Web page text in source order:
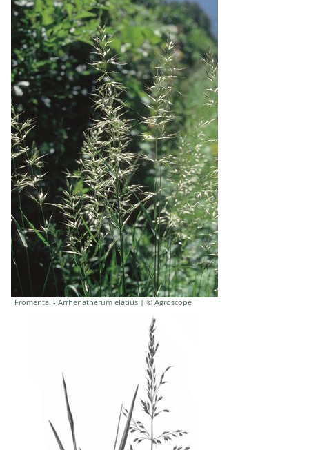
Fromental - Arrhenatherum elatius | © Agroscope